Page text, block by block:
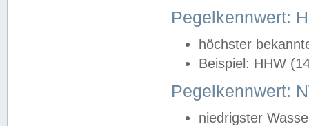
Pegelkennwert:
höchster
Beispiel: HHW
Pegelkennwert:
niedrigster